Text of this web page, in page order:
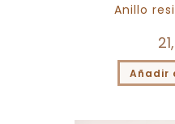
Anillo
Añadir